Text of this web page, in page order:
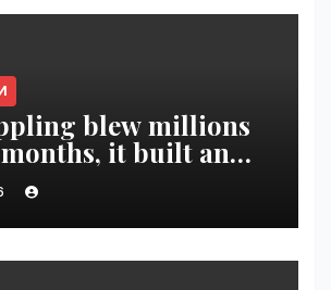
blew millions
it built an
ROI tool |